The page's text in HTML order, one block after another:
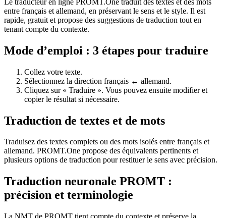
entre français et allemand, en préservant le sens et le style. Il est
rapide, gratuit et propose des suggestions de traduction tout en
tenant compte du contexte.
Mode d’emploi : 3 étapes pour traduire
Collez votre texte.
Sélectionnez la direction français ↔ allemand.
Cliquez sur « Traduire ». Vous pouvez ensuite modifier et
copier le résultat si nécessaire.
Traduction de textes et de mots
Traduisez des textes complets ou des mots isolés entre français et
allemand. PROMT.One propose des équivalents pertinents et
plusieurs options de traduction pour restituer le sens avec précision.
Traduction neuronale PROMT :
précision et terminologie